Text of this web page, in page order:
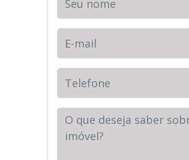
Telefone
Sua Mensagem